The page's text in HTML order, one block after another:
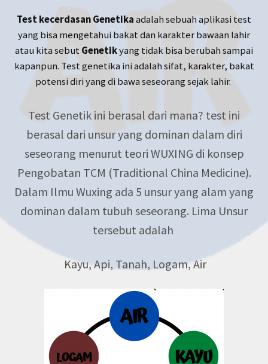
Test kecerdasan Genetikaadalah sebuah aplikasi test
yang bisa mengetahui bakat dan karakter bawaan lahir
atau kita sebut Genetikyang tidak bisa berubah sampai
kapanpun. Test genetika ini adalah sifat, karakter, bakat
potensi diri yang di bawa seseorang sejak lahir.
Test Genetik ini berasal dari mana? test ini
berasal dari unsur yang dominan dalam diri
seseorang menurut teori WUXING di konsep
Pengobatan TCM (Traditional China Medicine).
Dalam Ilmu Wuxing ada 5 unsur yang alam yang
dominan dalam tubuh seseorang. Lima Unsur
tersebut adalah
Kayu,Api, Tanah, Logam,Air